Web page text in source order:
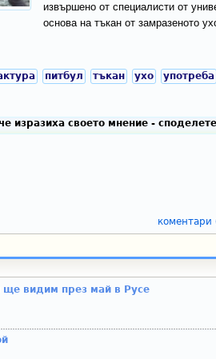
извършено от специалисти от
основа на тъкан от замразеното
питбул тъкан ухо употреба
изразиха своето мнение -
коментари
видим през май в Русе